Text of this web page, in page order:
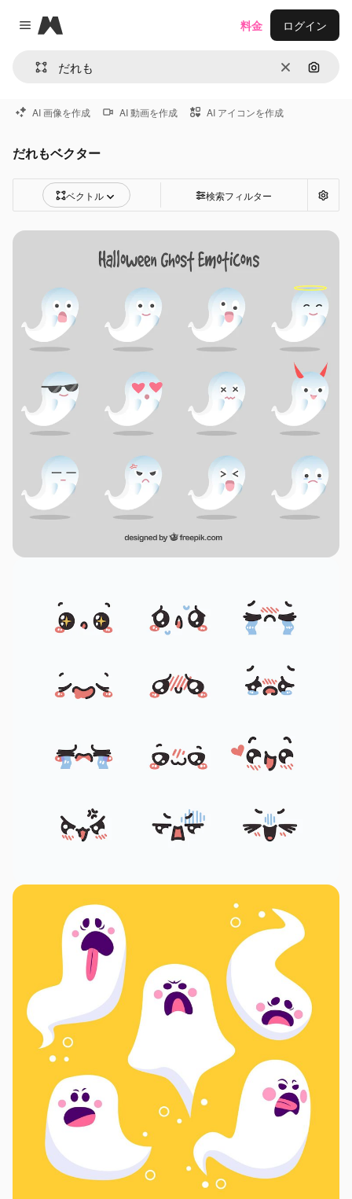
Close menu
Magnific
消去 画像で
料金 ログイン
AI 画像を作成 AI 動画を作成 AI アイコンを作成
だれもベクター
ベクトル 検索フィルター